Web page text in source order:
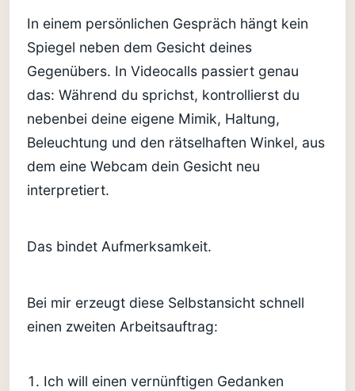
In einem persönlichen Gespräch hängt kein
Spiegel neben dem Gesicht deines
Gegenübers. In Videocalls passiert genau
das: Während du sprichst, kontrollierst du
nebenbei deine eigene Mimik, Haltung,
Beleuchtung und den rätselhaften Winkel, aus
dem eine Webcam dein Gesicht neu
interpretiert.
Das bindet Aufmerksamkeit.
Bei mir erzeugt diese Selbstansicht schnell
einen zweiten Arbeitsauftrag:
Ich will einen vernünftigen Gedanken